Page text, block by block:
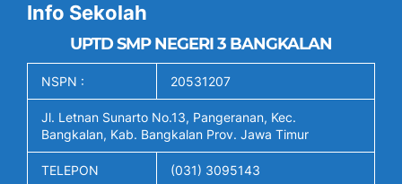
Info Sekolah
UPTD SMP NEGERI 3 BANGKALAN
NSPN : 20531207
Jl. Letnan Sunarto No.13, Pangeranan, Kec.
Bangkalan, Kab. Bangkalan Prov. Jawa Timur
TELEPON (031) 3095143